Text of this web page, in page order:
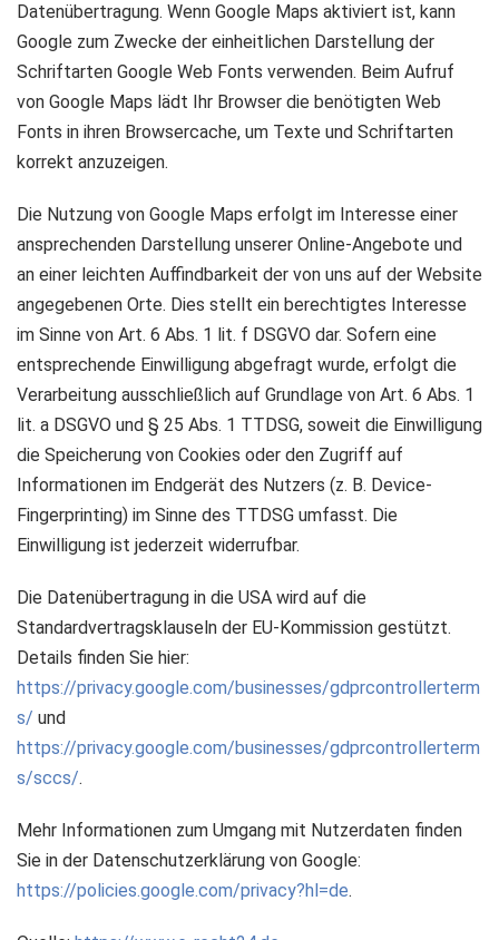
Datenübertragung. Wenn Google Maps aktiviert ist, kann
Google zum Zwecke der einheitlichen Darstellung der
Schriftarten Google Web Fonts verwenden. Beim Aufruf
von Google Maps lädt Ihr Browser die benötigten Web
Fonts in ihren Browsercache, um Texte und Schriftarten
korrekt anzuzeigen.
Die Nutzung von Google Maps erfolgt im Interesse einer
ansprechenden Darstellung unserer Online-Angebote und
an einer leichten Auffindbarkeit der von uns auf der Website
angegebenen Orte. Dies stellt ein berechtigtes Interesse
im Sinne von Art. 6 Abs. 1 lit. f DSGVO dar. Sofern eine
entsprechende Einwilligung abgefragt wurde, erfolgt die
Verarbeitung ausschließlich auf Grundlage von Art. 6 Abs. 1
lit. a DSGVO und § 25 Abs. 1 TTDSG, soweit die Einwilligung
die Speicherung von Cookies oder den Zugriff auf
Informationen im Endgerät des Nutzers (z. B. Device-
Fingerprinting) im Sinne des TTDSG umfasst. Die
Einwilligung ist jederzeit widerrufbar.
Die Datenübertragung in die USA wird auf die
Standardvertragsklauseln der EU-Kommission gestützt.
Details finden Sie hier:
https://privacy.google.com/businesses/gdprcontrollerterm
s/ und
https://privacy.google.com/businesses/gdprcontrollerterm
s/sccs/.
Mehr Informationen zum Umgang mit Nutzerdaten finden
Sie in der Datenschutzerklärung von Google:
https://policies.google.com/privacy?hl=de.